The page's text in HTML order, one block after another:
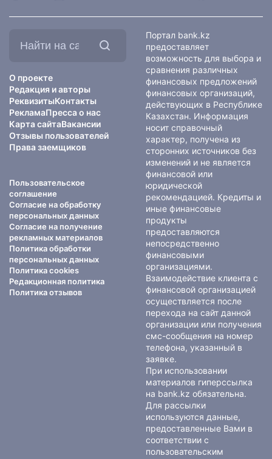
О проекте
Редакция и авторы
РеквизитыКонтакты
РекламаПресса о нас
Карта сайтаВакансии
Отзывы пользователей
Права заемщиков
Пользовательское
соглашение
Согласие на обработку
персональных данных
Согласие на получение
рекламных материалов
Политика обработки
персональных данных
Политика cookies
Редакционная политика
Политика отзывов
Портал bank.kz
предоставляет
возможность для выбора и
сравнения различных
финансовых предложений
финансовых организаций,
действующих в Республике
Казахстан. Информация
носит справочный
характер, получена из
сторонних источников без
изменений и не является
финансовой или
юридической
рекомендацией. Кредиты и
иные финансовые
продукты
предоставляются
непосредственно
финансовыми
организациями.
Взаимодействие клиента с
финансовой организацией
осуществляется после
перехода на сайт данной
организации или получения
смс-сообщения на номер
телефона, указанный в
заявке.
При использовании
материалов гиперссылка
на bank.kz обязательна.
Для рассылки
используются данные,
предоставленные Вами в
соответствии с
пользовательским